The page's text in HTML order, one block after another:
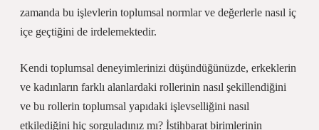
zamanda bu işlevlerin toplumsal normlar ve değerlerle nasıl iç
içe geçtiğini de irdelemektedir.
Kendi toplumsal deneyimlerinizi düşündüğünüzde, erkeklerin
ve kadınların farklı alanlardaki rollerinin nasıl şekillendiğini
ve bu rollerin toplumsal yapıdaki işlevselliğini nasıl
etkilediğini hiç sorguladınız mı? İstihbarat birimlerinin